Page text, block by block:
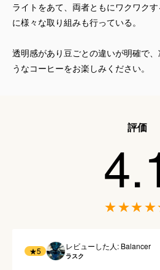
ライトをあて、両者ともにワクワク
に様々な取り組みも行っている。
透明感があり豆ごとの違いが明確で
うなコーヒーをお楽しみください。
評価
★5 レビューした人: Balancer
ラスク